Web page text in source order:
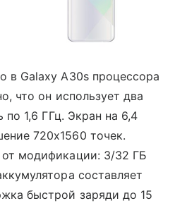
в Galaxy A30s процессора
что он использует два
по 1,6 ГГц. Экран на 6,4
720x1560 точек.
модификации: 3/32 ГБ
составляет
быстрой заряди до 15